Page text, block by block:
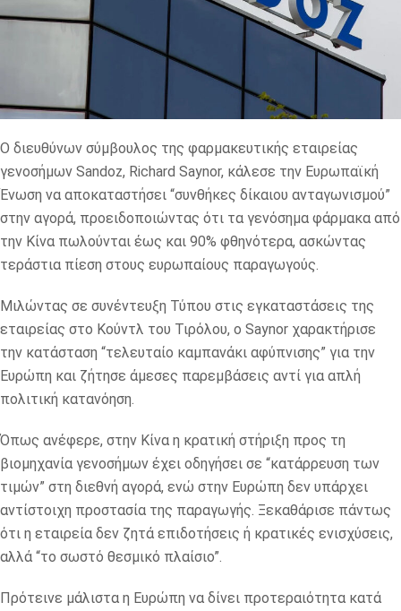
Ο διευθύνων σύμβουλος της φαρμακευτικής εταιρείας
γενοσήμων Sandoz, Richard Saynor, κάλεσε την Ευρωπαϊκή
Ένωση να αποκαταστήσει “συνθήκες δίκαιου ανταγωνισμού”
στην αγορά, προειδοποιώντας ότι τα γενόσημα φάρμακα από
την Κίνα πωλούνται έως και 90% φθηνότερα, ασκώντας
τεράστια πίεση στους ευρωπαίους παραγωγούς.
Μιλώντας σε συνέντευξη Τύπου στις εγκαταστάσεις της
εταιρείας στο Κούντλ του Τιρόλου, ο Saynor χαρακτήρισε
την κατάσταση “τελευταίο καμπανάκι αφύπνισης” για την
Ευρώπη και ζήτησε άμεσες παρεμβάσεις αντί για απλή
πολιτική κατανόηση.
Όπως ανέφερε, στην Κίνα η κρατική στήριξη προς τη
βιομηχανία γενοσήμων έχει οδηγήσει σε “κατάρρευση των
τιμών” στη διεθνή αγορά, ενώ στην Ευρώπη δεν υπάρχει
αντίστοιχη προστασία της παραγωγής. Ξεκαθάρισε πάντως
ότι η εταιρεία δεν ζητά επιδοτήσεις ή κρατικές ενισχύσεις,
αλλά “το σωστό θεσμικό πλαίσιο”.
Πρότεινε μάλιστα η Ευρώπη να δίνει προτεραιότητα κατά